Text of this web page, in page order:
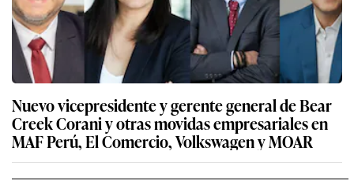
Nuevo vicepresidente y gerente general de Bear
Creek Corani y otras movidas empresariales en
MAF Perú, El Comercio, Volkswagen y MOAR